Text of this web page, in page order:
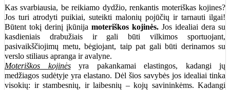
Kas svarbiausia, be reikiamo dydžio, renkantis moteriškas kojines?
Jos turi atrodyti puikiai, suteikti malonių pojūčių ir tarnauti ilgai!
Būtent tokį derinį įkūnija moteriškos kojinės. Jos idealiai dera su
kasdieniais drabužiais ir gali būti vilkimos sportuojant,
pasivaikščiojimų metu, bėgiojant, taip pat gali būti derinamos su
verslo stiliaus apranga ir avalyne.
Moteriškos kojinėsyra pakankamai elastingos, kadangi jų
medžiagos sudėtyje yra elastano. Dėl šios savybės jos idealiai tinka
visokių: ir stambesnių, ir laibesnių – kojų savininkėms. Kadangi